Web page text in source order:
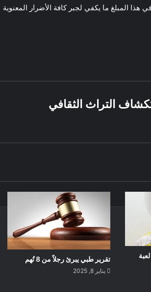
المستحق ب10 آلاف درهم، وترى في هذا المبلغ ما يكفي لجبر كافة الأضرار المعنوية
التراث الثقافي
تقرير طبي يبرئ رجلاً من 8 تُهم
يناير 8, 2025